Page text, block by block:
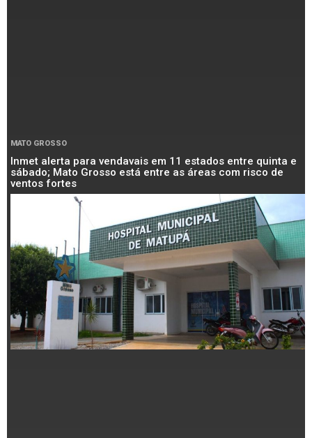
MATO GROSSO
Inmet alerta para vendavais em 11 estados entre quinta e
sábado; Mato Grosso está entre as áreas com risco de
ventos fortes